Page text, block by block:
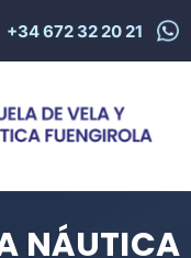
+34 672 32 20 21
NÁUTICA